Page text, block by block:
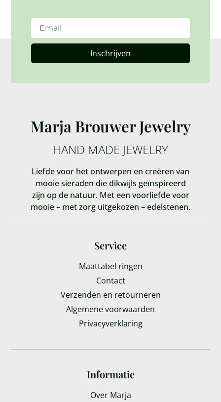
Inschrijven
Marja Brouwer Jewelry
HAND MADE JEWELRY
Liefde voor het ontwerpen en creëren van
mooie sieraden die dikwijls geïnspireerd
zijn op de natuur. Met een voorliefde voor
mooie – met zorg uitgekozen – edelstenen.
Service
Maattabel ringen
Contact
Verzenden en retourneren
Algemene voorwaarden
Privacyverklaring
Informatie
Over Marja